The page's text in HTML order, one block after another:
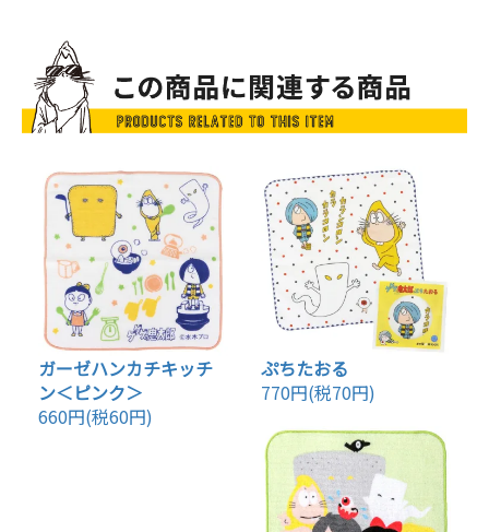
ガーゼハンカチキッチ
ン＜ピンク＞
660円(税60円)
ぷちたおる
770円(税70円)